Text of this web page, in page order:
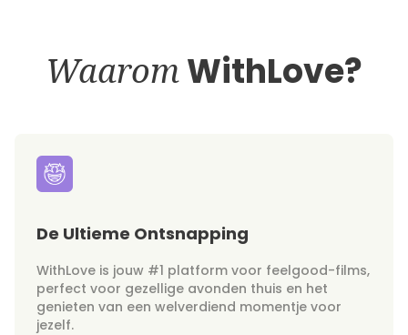
WaaromWithLove?
De Ultieme Ontsnapping
WithLove is jouw #1 platform voor feelgood-films,
perfect voor gezellige avonden thuis en het
genieten van een welverdiend momentje voor
jezelf.